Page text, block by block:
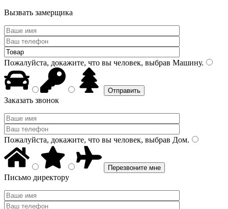
Вызвать замерщика
Пожалуйста, докажите, что вы человек, выбрав Машину.
Заказать звонок
Пожалуйста, докажите, что вы человек, выбрав Дом.
Письмо директору